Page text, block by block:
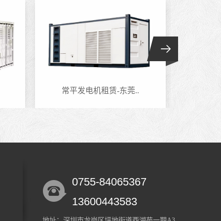
常平发电机租赁-东莞..
0755-84065367
13600443583